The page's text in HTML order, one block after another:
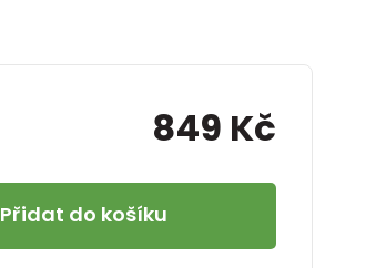
849 Kč
Přidat do košíku